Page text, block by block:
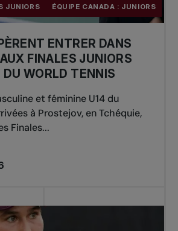
JUNIORS ÉQUIPE CANADA : JUNIORS
ENTRER DANS
FINALES JUNIORS
DU WORLD TENNIS
et féminine U14 du
à Prostejov, en Tchéquie,
Finales...